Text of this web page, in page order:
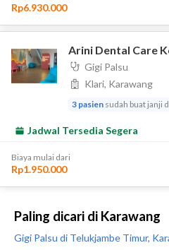
Paling dicari di Karawang
Gigi Palsu di Telukjambe Timur,